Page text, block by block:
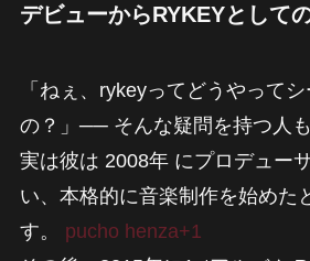
デビューからRYKEYとして
「ねぇ、rykeyってどうやって
の？」── そんな疑問を持つ人も
実は彼は 2008年 にプロデュー
い、本格的に音楽制作を始めた
す。 pucho henza+1